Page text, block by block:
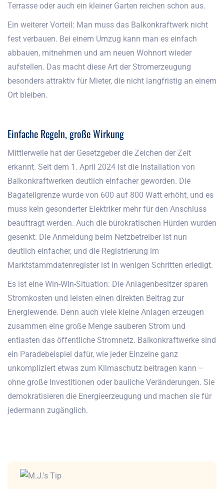
Terrasse oder auch ein kleiner Garten reichen schon aus.
Ein weiterer Vorteil: Man muss das Balkonkraftwerk nicht
fest verbauen. Bei einem Umzug kann man es einfach
abbauen, mitnehmen und am neuen Wohnort wieder
aufstellen. Das macht diese Art der Stromerzeugung
besonders attraktiv für Mieter, die nicht langfristig an einem
Ort bleiben.
Einfache Regeln, große Wirkung
Mittlerweile hat der Gesetzgeber die Zeichen der Zeit
erkannt. Seit dem 1. April 2024 ist die Installation von
Balkonkraftwerken deutlich einfacher geworden. Die
Bagatellgrenze wurde von 600 auf 800 Watt erhöht, und es
muss kein gesonderter Elektriker mehr für den Anschluss
beauftragt werden. Auch die bürokratischen Hürden wurden
gesenkt: Die Anmeldung beim Netzbetreiber ist nun
deutlich einfacher, und die Registrierung im
Marktstammdatenregister ist in wenigen Schritten erledigt.
Es ist eine Win-Win-Situation: Die Anlagenbesitzer sparen
Stromkosten und leisten einen direkten Beitrag zur
Energiewende. Denn auch viele kleine Anlagen erzeugen
zusammen eine große Menge sauberen Strom und
entlasten das öffentliche Stromnetz. Balkonkraftwerke sind
ein Paradebeispiel dafür, wie jeder Einzelne ganz
unkompliziert etwas zum Klimaschutz beitragen kann –
ohne große Investitionen oder bauliche Veränderungen. Sie
demokratisieren die Energieerzeugung und machen sie für
jedermann zugänglich.